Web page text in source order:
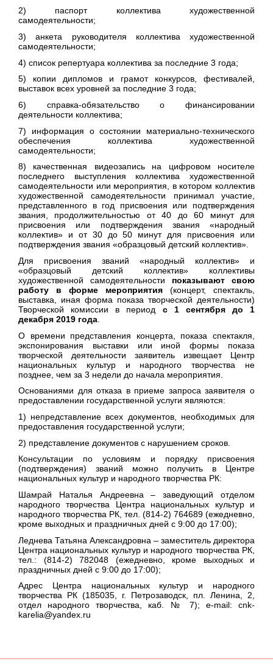
2) паспорт коллектива художественной
самодеятельности;
3) анкета руководителя коллектива художественной
самодеятельности;
4) список репертуара коллектива за последние 3 года;
5) копии дипломов и грамот конкурсов, фестивалей,
выставок всех уровней за последние 3 года;
6) справка-обязательство о финансировании
деятельности коллектива;
7) информация о состоянии материально-технического
обеспечения коллектива художественной
самодеятельности;
8) качественная видеозапись на цифровом носителе
последнего выступления коллектива художественной
самодеятельности или мероприятия, в котором коллектив
художественной самодеятельности принимал участие,
представленного в год присвоения или подтверждения
звания, продолжительностью от 40 до 60 минут для
присвоения или подтверждения звания «народный
коллектив» и от 30 до 50 минут для присвоения или
подтверждения звания «образцовый детский коллектив».
Для присвоения званий «народный коллектив» и
«образцовый детский коллектив» коллективы
художественной самодеятельности показывают свою
работу в форме мероприятия (концерт, спектакль,
выставка, иная форма показа творческой деятельности)
Творческой комиссии в период с 1 сентября
до 1
декабря 2019 года
О времени представления концерта, показа спектакля,
экспонирования выставки или иной формы показа
творческой деятельности заявитель извещает Центр
национальных культур и народного творчества не
позднее, чем за 3 недели до начала мероприятия.
Основаниями для отказа в приеме запроса заявителя о
предоставлении государственной услуги являются:
1) непредставление всех документов, необходимых для
предоставления государственной услуги;
2) представление документов с нарушением сроков.
Консультации по условиям и порядку присвоения
(подтверждения) званий можно получить в Центре
национальных культур и народного творчества РК:
Шамрай Наталья Андреевна – заведующий отделом
народного творчества Центра национальных культур и
народного творчества РК, тел. (814-2) 764689 (ежедневно,
кроме выходных и праздничных дней с 9:00 до 17:00);
Леднева Татьяна Александровна – заместитель директора
Центра национальных культур и народного творчества РК,
тел.: (814-2) 782048 (ежедневно, кроме выходных и
праздничных дней с 9:00 до 17:00);
Адрес Центра национальных культур и народного
творчества РК (185035, г. Петрозаводск, пл. Ленина, 2,
отдел народного творчества, каб. № 7); e-mail: cnk-
karelia@yandex.ru